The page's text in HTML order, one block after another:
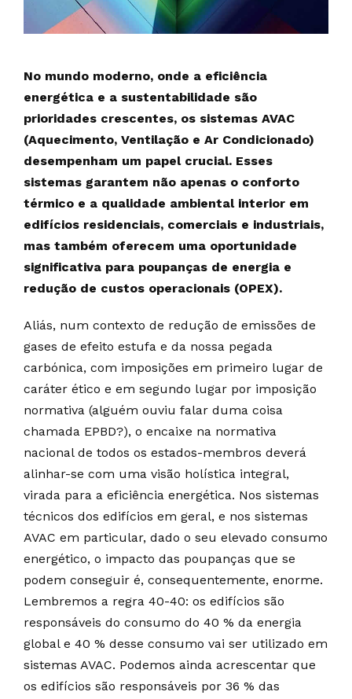
No mundo moderno, onde a eficiência
energética e a sustentabilidade são
prioridades crescentes, os sistemas AVAC
(Aquecimento, Ventilação e Ar Condicionado)
desempenham um papel crucial. Esses
sistemas garantem não apenas o conforto
térmico e a qualidade ambiental interior em
edifícios residenciais, comerciais e industriais,
mas também oferecem uma oportunidade
significativa para poupanças de energia e
redução de custos operacionais (OPEX).
Aliás, num contexto de redução de emissões de
gases de efeito estufa e da nossa pegada
carbónica, com imposições em primeiro lugar de
caráter ético e em segundo lugar por imposição
normativa (alguém ouviu falar duma coisa
chamada EPBD?), o encaixe na normativa
nacional de todos os estados-membros deverá
alinhar-se com uma visão holística integral,
virada para a eficiência energética. Nos sistemas
técnicos dos edifícios em geral, e nos sistemas
AVAC em particular, dado o seu elevado consumo
energético, o impacto das poupanças que se
podem conseguir é, consequentemente, enorme.
Lembremos a regra 40-40: os edifícios são
responsáveis do consumo do 40 % da energia
global e 40 % desse consumo vai ser utilizado em
sistemas AVAC. Podemos ainda acrescentar que
os edifícios são responsáveis por 36 % das